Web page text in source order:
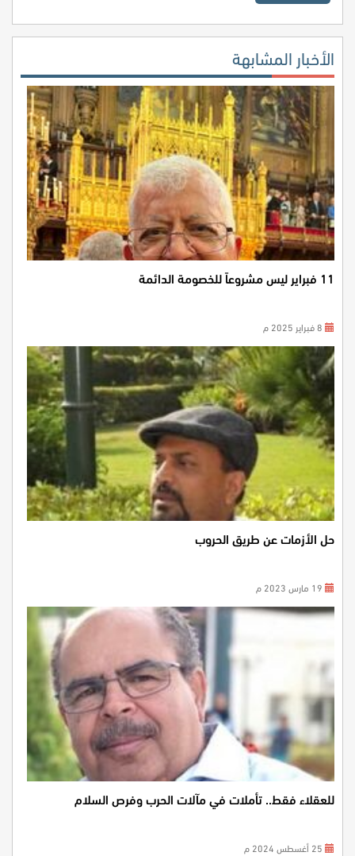
الأخبار المشابهة
11 فبراير ليس مشروعاً للخصومة الدائمة
حل الأزمات عن طريق الحروب
للعقلاء فقط.. تأملات في مآلات الحرب وفرص السلام